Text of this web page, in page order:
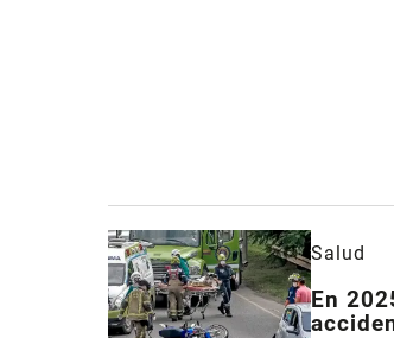
Salud
En